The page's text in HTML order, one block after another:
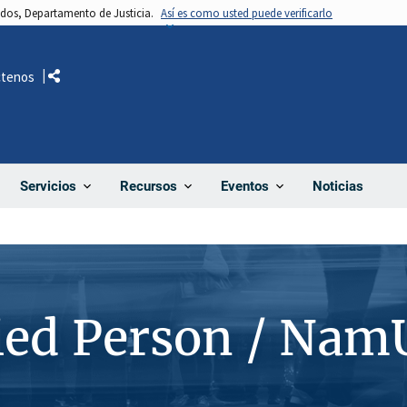
Departamento de Justicia. Así es como usted puede verificarlo
Servicios Recursos Eventos Noticias
Comparte
Person /